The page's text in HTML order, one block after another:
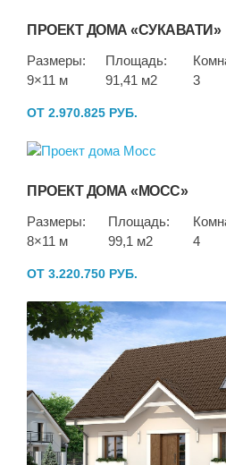
ПРОЕКТ ДОМА «СУКАВАТИ»
Размеры:
9×11 м
Площадь:
91,41 м2
3
ОТ 2.970.825 РУБ.
ПРОЕКТ ДОМА «МОСС»
Размеры:
8×11 м
Площадь:
99,1 м2
4
ОТ 3.220.750 РУБ.